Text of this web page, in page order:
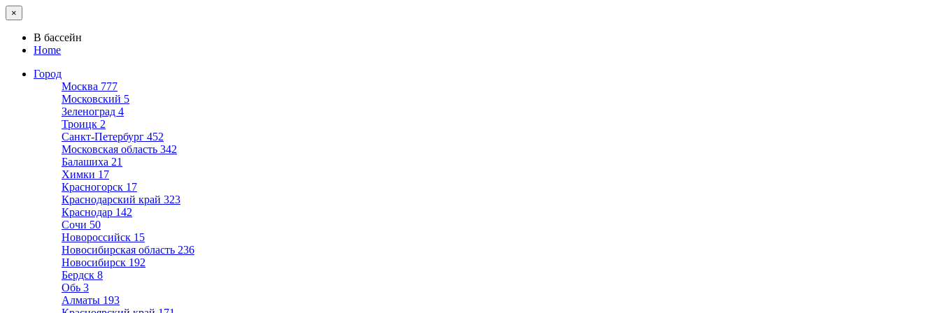
×
В бассейн
Home
Город
Москва 777
Московский 5
Зеленоград 4
Троицк 2
Санкт-Петербург 452
Московская область 342
Балашиха 21
Химки 17
Красногорск 17
Краснодарский край 323
Краснодар 142
Сочи 50
Новороссийск 15
Новосибирская область 236
Новосибирск 192
Бердск 8
Обь 3
Алматы 193